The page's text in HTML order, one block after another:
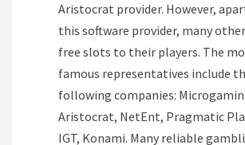
Aristocrat provider. However,
this software provider, many
free slots to their players. The
famous representatives include
following companies:
Aristocrat, NetEnt, Pragmatic
IGT, Konami. Many reliable